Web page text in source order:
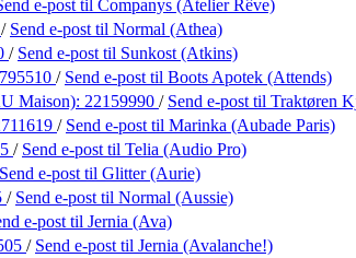
e-post til Companys (Atelier Rêve)
/ Send e-post til Normal (Athea)
/ Send e-post til Sunkost (Atkins)
/ Send e-post til Boots Apotek (Attends)
Maison): 22159990 / Send e-post til Traktøren
/ Send e-post til Marinka (Aubade Paris)
/ Send e-post til Telia (Audio Pro)
Send e-post til Glitter (Aurie)
/ Send e-post til Normal (Aussie)
e-post til Jernia (Ava)
/ Send e-post til Jernia (Avalanche!)